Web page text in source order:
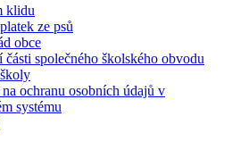
klidu
ze psů
obce
části společného školského obvodu
na ochranu osobních údajů v
systému